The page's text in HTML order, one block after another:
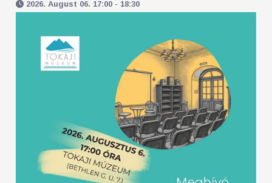
2026. August 06. 17:00 - 18:30